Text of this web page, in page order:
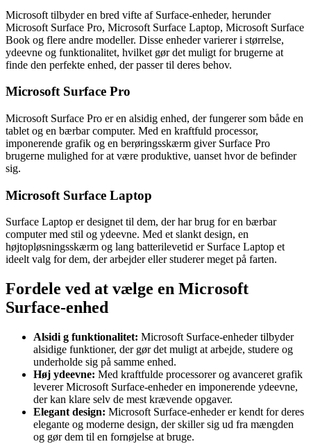
Microsoft tilbyder en bred vifte af Surface-enheder, herunder
Microsoft Surface Pro, Microsoft Surface Laptop, Microsoft Surface
Book og flere andre modeller. Disse enheder varierer i størrelse,
ydeevne og funktionalitet, hvilket gør det muligt for brugerne at
finde den perfekte enhed, der passer til deres behov.
Microsoft Surface Pro
Microsoft Surface Pro er en alsidig enhed, der fungerer som både en
tablet og en bærbar computer. Med en kraftfuld processor,
imponerende grafik og en berøringsskærm giver Surface Pro
brugerne mulighed for at være produktive, uanset hvor de befinder
sig.
Microsoft Surface Laptop
Surface Laptop er designet til dem, der har brug for en bærbar
computer med stil og ydeevne. Med et slankt design, en
højtopløsningsskærm og lang batterilevetid er Surface Laptop et
ideelt valg for dem, der arbejder eller studerer meget på farten.
Fordele ved at vælge en Microsoft
Surface-enhed
Alsidi g funktionalitet: Microsoft Surface-enheder tilbyder
alsidige funktioner, der gør det muligt at arbejde, studere og
underholde sig på samme enhed.
Høj ydeevne: Med kraftfulde processorer og avanceret grafik
leverer Microsoft Surface-enheder en imponerende ydeevne,
der kan klare selv de mest krævende opgaver.
Elegant design: Microsoft Surface-enheder er kendt for deres
elegante og moderne design, der skiller sig ud fra mængden
og gør dem til en fornøjelse at bruge.